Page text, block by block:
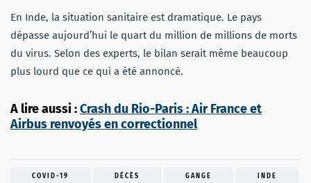
En Inde, la situation sanitaire est dramatique. Le pays
dépasse aujourd’hui le quart du million de millions de morts
du virus. Selon des experts, le bilan serait même beaucoup
plus lourd que ce qui a été annoncé.
A lire aussi :Crash du Rio-Paris : Air France et
Airbus renvoyés en correctionnel
COVID-19 DÉCÈS GANGE INDE